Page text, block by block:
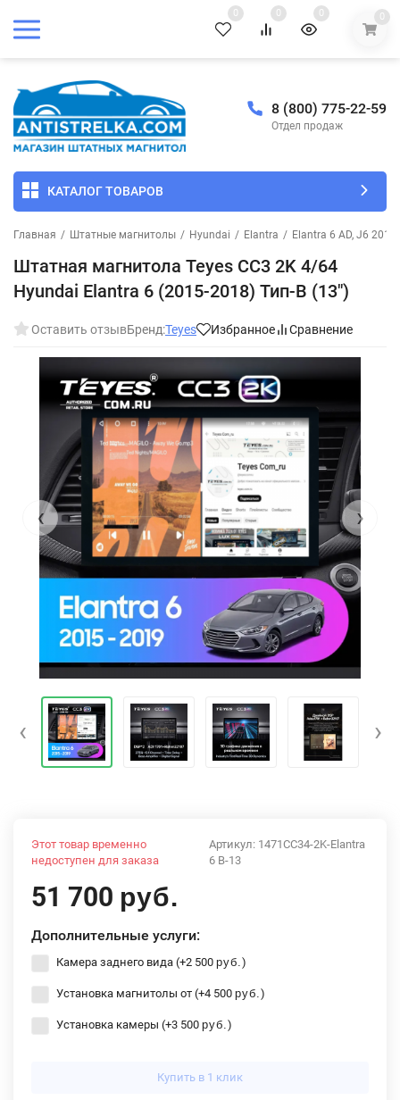
0 0 0 0
8 (800) 775-22-59
Отдел продаж
КАТАЛОГ ТОВАРОВ
Главная / Штатные магнитолы / Hyundai / Elantra / Elantra 6 AD, J6
Штатная магнитола Teyes CC3 2K 4/64
Hyundai Elantra 6 (2015-2018) Тип-B (13")
Оставить отзывБренд:Teyes Избранное Сравнение
‹ ›
‹ ›
Артикул: 1471CC34-2K-Elantra
6 B-13
Этот товар временно
недоступен для заказа
51 700 руб.
Дополнительные услуги:
Камера заднего вида (+2 500 руб. )
Установка магнитолы от (+4 500 руб. )
Установка камеры (+3 500 руб. )
Купить в 1 клик